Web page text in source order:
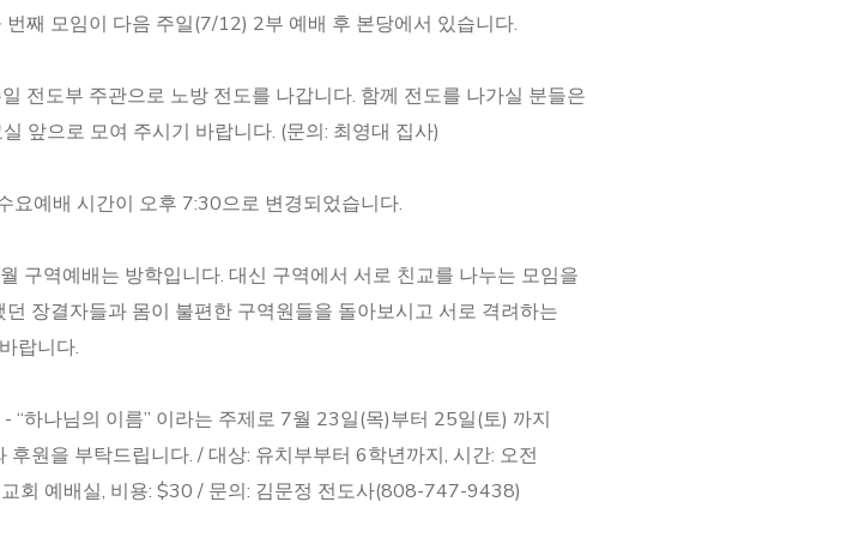
째 모임이 다음 주일(7/12) 2부 예배 후 본당에서 있습니다.
전도부 주관으로 노방 전도를 나갑니다. 함께 전도를 나가실 분들은
앞으로 모여 주시기 바랍니다. (문의: 최영대 집사)
요예배 시간이 오후 7:30으로 변경되었습니다.
구역예배는 방학입니다. 대신 구역에서 서로 친교를 나누는 모임을
장결자들과 몸이 불편한 구역원들을 돌아보시고 서로 격려하는
랍니다.
“하나님의 이름” 이라는 주제로 7월 23일(목)부터 25일(토) 까지
원을 부탁드립니다. / 대상: 유치부부터 6학년까지, 시간: 오전
회 예배실, 비용: $30 / 문의: 김문정 전도사(808-747-9438)